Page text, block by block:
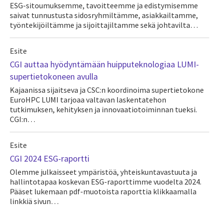
ESG-sitoumuksemme, tavoitteemme ja edistymisemme
saivat tunnustusta sidosryhmiltämme, asiakkailtamme,
työntekijöiltämme ja sijoittajiltamme sekä johtavilta…
Esite
CGI auttaa hyödyntämään huipputeknologiaa LUMI-
supertietokoneen avulla
Kajaanissa sijaitseva ja CSC:n koordinoima supertietokone
EuroHPC LUMI tarjoaa valtavan laskentatehon
tutkimuksen, kehityksen ja innovaatiotoiminnan tueksi.
CGI:n…
Esite
CGI 2024 ESG-raportti
Olemme julkaisseet ympäristöä, yhteiskuntavastuuta ja
hallintotapaa koskevan ESG-raporttimme vuodelta 2024.
Pääset lukemaan pdf-muotoista raporttia klikkaamalla
linkkiä sivun…